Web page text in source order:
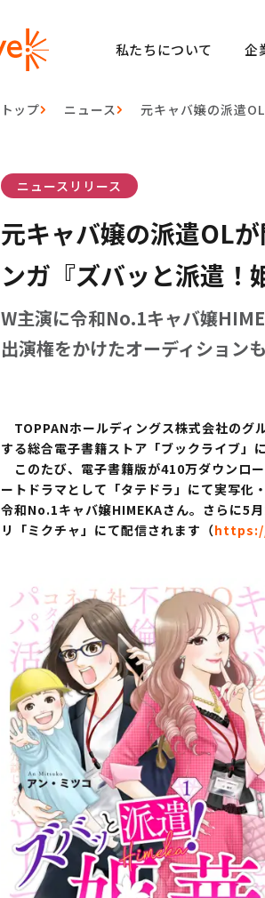
私たちについて 企
トップ ニュース 元キャバ嬢の派遣
ニュースリリース
元キャバ嬢の派遣OL
ンガ『ズバッと派遣！
W主演に令和No.1キャバ嬢
出演権をかけたオーディション
TOPPANホールディングス株式会社の
する総合電子書籍ストア「ブックライブ」
このたび、電子書籍版が410万ダウンロ
ートドラマとして「タテドラ」にて実写化
令和No.1キャバ嬢HIMEKAさん。さらに5
リ「ミクチャ」にて配信されます（